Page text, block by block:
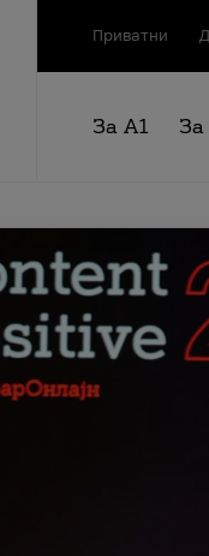
Приватни
За А1 За